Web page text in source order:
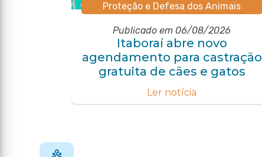
Proteção e Defesa dos Animais
Publicado em 06/08/2026
Itaboraí abre novo
agendamento para castração
gratuita de cães e gatos
Ler notícia